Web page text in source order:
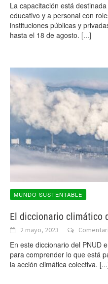
La capacitación está
educativo y a personal con
instituciones públicas y
hasta el 18 de agosto. [...]
MUNDO SUSTENTABLE
El diccionario climático
2 mayo, 2023
En este diccionario del PNUD
para comprender lo que está
la acción climática colectiva.